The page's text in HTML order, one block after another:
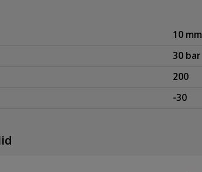
10 mm
30 bar
200
-30